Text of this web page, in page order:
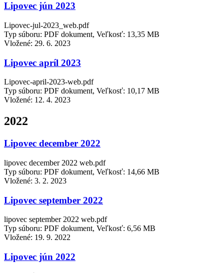
Lipovec jún 2023
Lipovec-jul-2023_web.pdf
Typ súboru: PDF dokument, Veľkosť: 13,35 MB
Vložené: 29. 6. 2023
Lipovec apríl 2023
Lipovec-april-2023-web.pdf
Typ súboru: PDF dokument, Veľkosť: 10,17 MB
Vložené: 12. 4. 2023
2022
Lipovec december 2022
lipovec december 2022 web.pdf
Typ súboru: PDF dokument, Veľkosť: 14,66 MB
Vložené: 3. 2. 2023
Lipovec september 2022
lipovec september 2022 web.pdf
Typ súboru: PDF dokument, Veľkosť: 6,56 MB
Vložené: 19. 9. 2022
Lipovec jún 2022